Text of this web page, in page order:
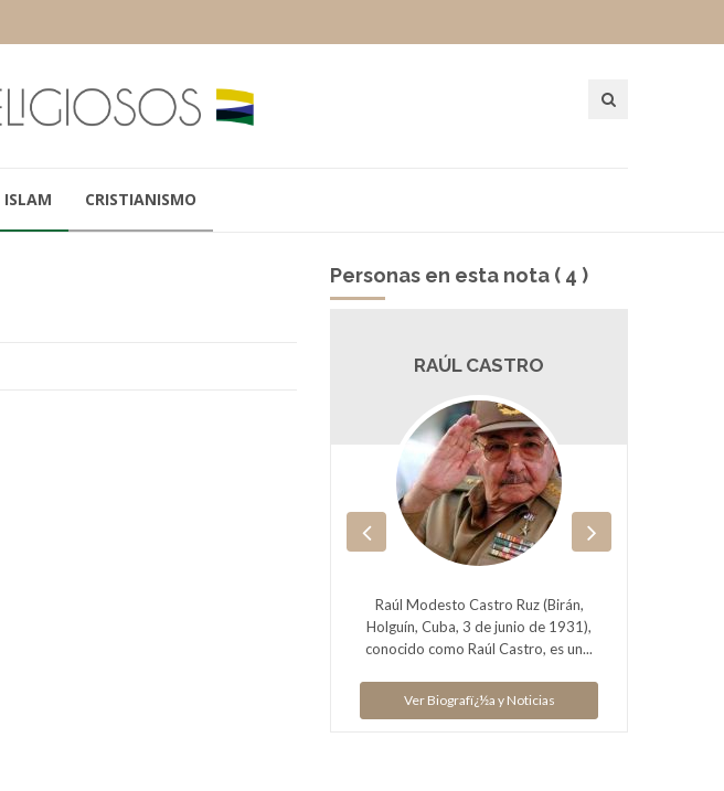
ISLAM CRISTIANISMO
Personas en esta nota ( 4 )
RAÚL CASTRO
Raúl Modesto Castro Ruz (Birán,
Holguín, Cuba, 3 de junio de 1931),
conocido como Raúl Castro, es un...
Ver Biografï¿½a y Noticias